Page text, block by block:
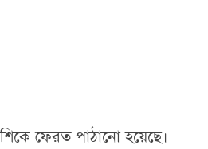
ফেরত পাঠানো হয়েছে।